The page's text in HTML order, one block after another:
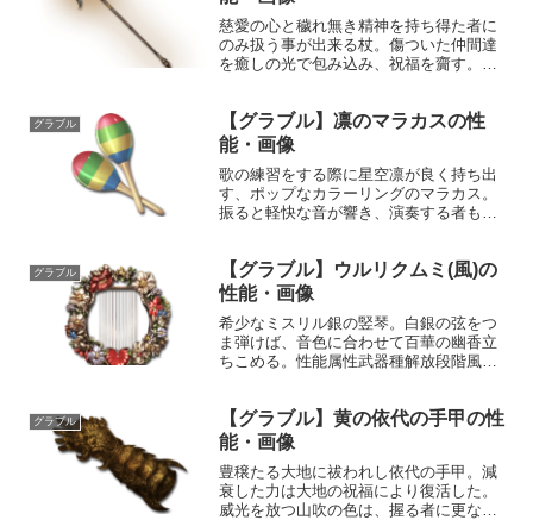
慈愛の心と穢れ無き精神を持ち得た者に
のみ扱う事が出来る杖。傷ついた仲間達
を癒しの光で包み込み、祝福を齎す。目
報恩謝徳敵に土属性5.5倍ダメージ〔減衰
値1,...
グラブル
【グラブル】凛のマラカスの性
能・画像
歌の練習をする際に星空凛が良く持ち出
す、ポップなカラーリングのマラカス。
振ると軽快な音が響き、演奏する者も演
撃力MAXLv2412282150奥義ゴーイング
ドリーム敵に...
グラブル
【グラブル】ウルリクムミ(風)の
性能・画像
希少なミスリル銀の竪琴。白銀の弦をつ
ま弾けば、音色に合わせて百華の幽香立
ちこめる。性能属性武器種解放段階風楽
1,685,000ダメージ〕味方全体にハイボ...
グラブル
【グラブル】黄の依代の手甲の性
能・画像
豊穣たる大地に祓われし依代の手甲。減
衰した力は大地の祝福により復活した。
威光を放つ山吹の色は、握る者に更なる